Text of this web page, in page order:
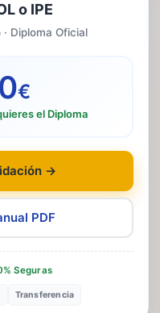
o IPE
Diploma Oficial
€
el Diploma
→
PDF
Seguras
Transferencia